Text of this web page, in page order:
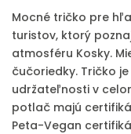
Mocné tričko pre
turistov, ktorý
atmosféru Kosky.
čučoriedky. Tričko
udržateľnosti v
potlač majú
Peta-Vegan